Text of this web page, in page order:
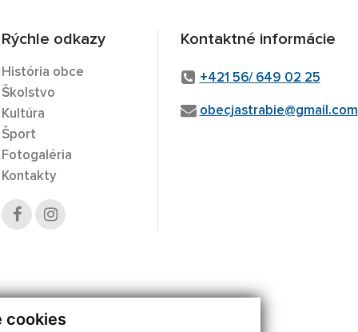
cookies
Rýchle odkazy
História obce
Školstvo
Kultúra
Šport
Fotogaléria
Kontakty
Kontaktné informácie
+421 56/ 649 02 25
obecjastrabie@gmail.com